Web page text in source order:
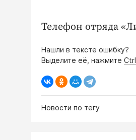
Телефон отряда
Нашли в тексте ошибку?
Выделите её, нажмите
Новости по тегу